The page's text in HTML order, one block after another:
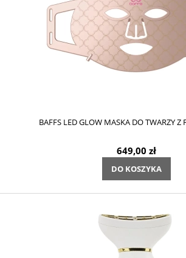
BAFFS LED GLOW MASKA DO TWARZY Z
649,00 zł
DO KOSZYKA